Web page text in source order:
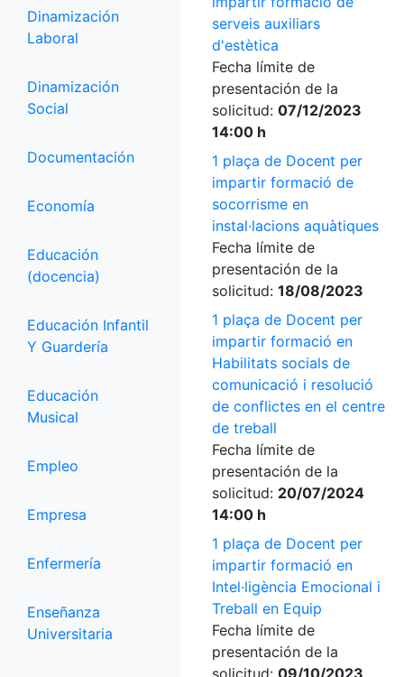
Dinamización
Laboral
Dinamización
Social
Documentación
Economía
Educación
(docencia)
Educación Infantil
Y Guardería
Educación
Musical
Empleo
Empresa
Enfermería
Enseñanza
Universitaria
serveis auxiliars
d'estètica
Fecha límite de
presentación de la
solicitud: 07/12/2023
14:00 h
1 plaça de Docent per
impartir formació de
socorrisme en
instal·lacions aquàtiques
Fecha límite de
presentación de la
solicitud: 18/08/2023
1 plaça de Docent per
impartir formació en
Habilitats socials de
comunicació i resolució
de conflictes en el centre
de treball
Fecha límite de
presentación de la
solicitud: 20/07/2024
14:00 h
1 plaça de Docent per
impartir formació en
Intel·ligència Emocional i
Treball en Equip
Fecha límite de
presentación de la
solicitud: 09/10/2023